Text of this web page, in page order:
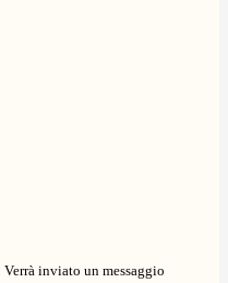
Verrà inviato un messaggio